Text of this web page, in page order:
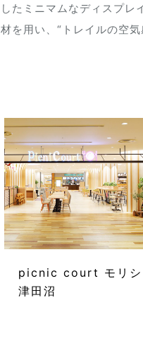
したミニマムなディスプレ
材を用い、“トレイルの空
picnic court モリシ
津田沼